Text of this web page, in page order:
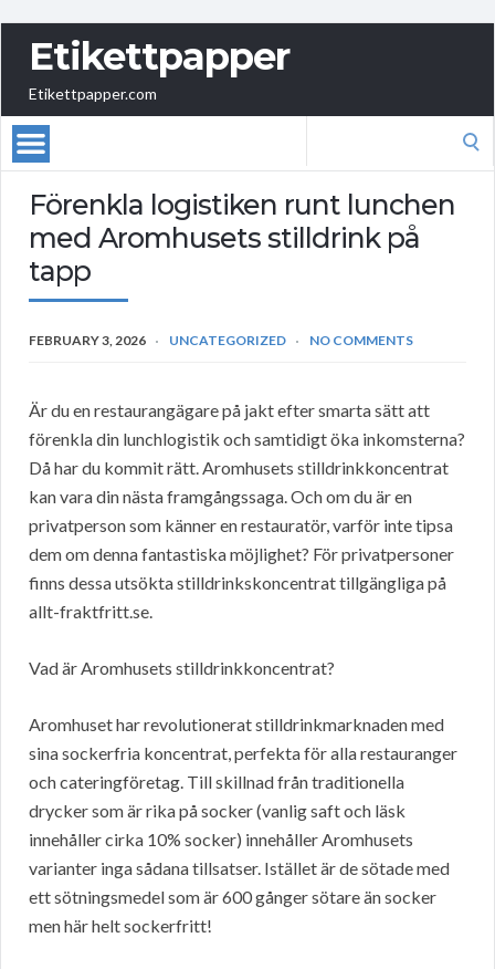
Etikettpapper
Etikettpapper.com
Förenkla logistiken runt lunchen
med Aromhusets stilldrink på
tapp
FEBRUARY 3, 2026 UNCATEGORIZED NO COMMENTS
Är du en restaurangägare på jakt efter smarta sätt att
förenkla din lunchlogistik och samtidigt öka inkomsterna?
Då har du kommit rätt. Aromhusets stilldrinkkoncentrat
kan vara din nästa framgångssaga. Och om du är en
privatperson som känner en restauratör, varför inte tipsa
dem om denna fantastiska möjlighet? För privatpersoner
finns dessa utsökta stilldrinkskoncentrat tillgängliga på
allt-fraktfritt.se.
Vad är Aromhusets stilldrinkkoncentrat?
Aromhuset har revolutionerat stilldrinkmarknaden med
sina sockerfria koncentrat, perfekta för alla restauranger
och cateringföretag. Till skillnad från traditionella
drycker som är rika på socker (vanlig saft och läsk
innehåller cirka 10% socker) innehåller Aromhusets
varianter inga sådana tillsatser. Istället är de sötade med
ett sötningsmedel som är 600 gånger sötare än socker
men här helt sockerfritt!